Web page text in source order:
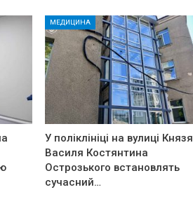
МЕДИЦИНА
У поліклініці на вулиці Князя
Василя Костянтина
Острозького встановлять
сучасний…